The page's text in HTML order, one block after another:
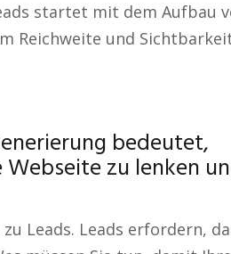
startet mit dem Aufbau
Reichweite und
bedeutet,
zu lenken
Leads. Leads erfordern,